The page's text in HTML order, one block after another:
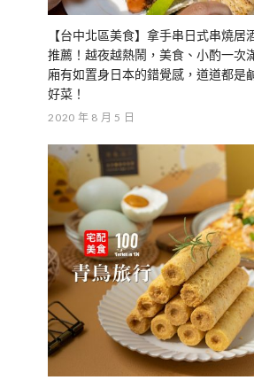
【台中北區美食】拿手串日式串燒居
推薦！越夜越熱鬧，美食、小酌一次
廂有如置身日本的錯覺感，道道都是
好菜！
2020 年 8 月 5 日